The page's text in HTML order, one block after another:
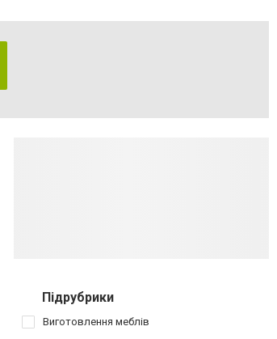
Підрубрики
Виготовлення меблів